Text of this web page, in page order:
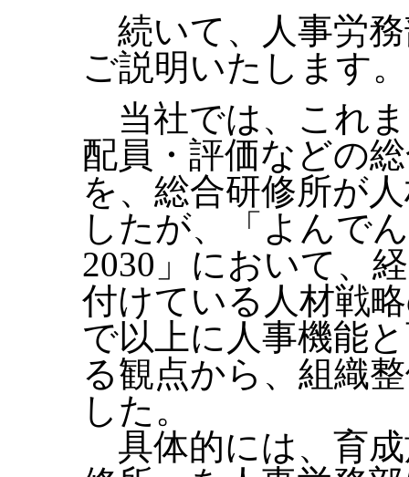
続いて、人事労
ご説明いたします。
当社では、これ
配員・評価などの
を、総合研修所が
したが、「よんで
2030」において、
付けている人材戦
で以上に人事機能
る観点から、組織
した。
具体的には、育